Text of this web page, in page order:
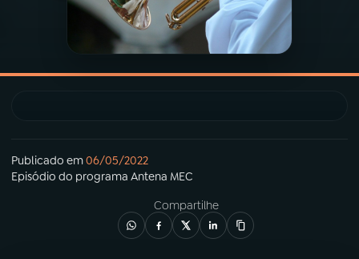
VIDEOCASTS
Facebook
Publicado em06/05/2022
Episódio do programa Antena MEC
Compartilhe